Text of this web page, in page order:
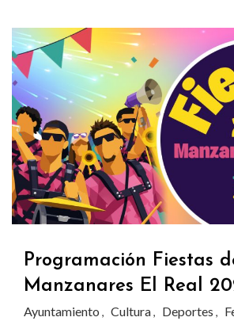
Programación Fiestas
Manzanares El Real
Ayuntamiento , Cultura, Deportes ,